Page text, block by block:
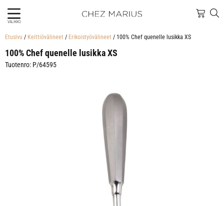
VALIKKO
Etusivu / Keittiövälineet / Erikoistyövälineet / 100% Chef quenelle lusikka XS
100% Chef quenelle lusikka XS
Tuotenro: P/64595